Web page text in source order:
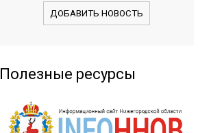
ДОБАВИТЬ НОВОСТЬ
Полезные ресурсы